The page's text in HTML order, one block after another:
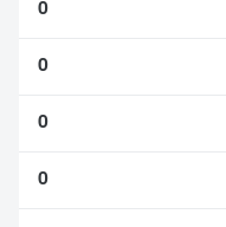
0
0
0
0